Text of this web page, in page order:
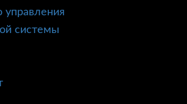
управления
системы